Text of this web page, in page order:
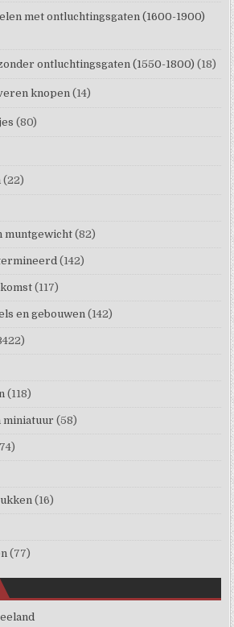
met ontluchtingsgaten (1600-1900)
ontluchtingsgaten (1550-1800) (18)
knopen (14)
(80)
(22)
muntgewicht (82)
(142)
(117)
en gebouwen (142)
(118)
miniatuur (58)
(16)
(77)